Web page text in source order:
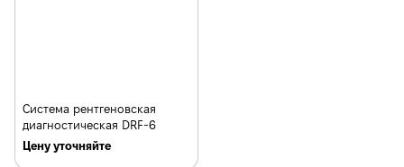
Cистема рентгеновская
диагностическая DRF-6
Цену уточняйте